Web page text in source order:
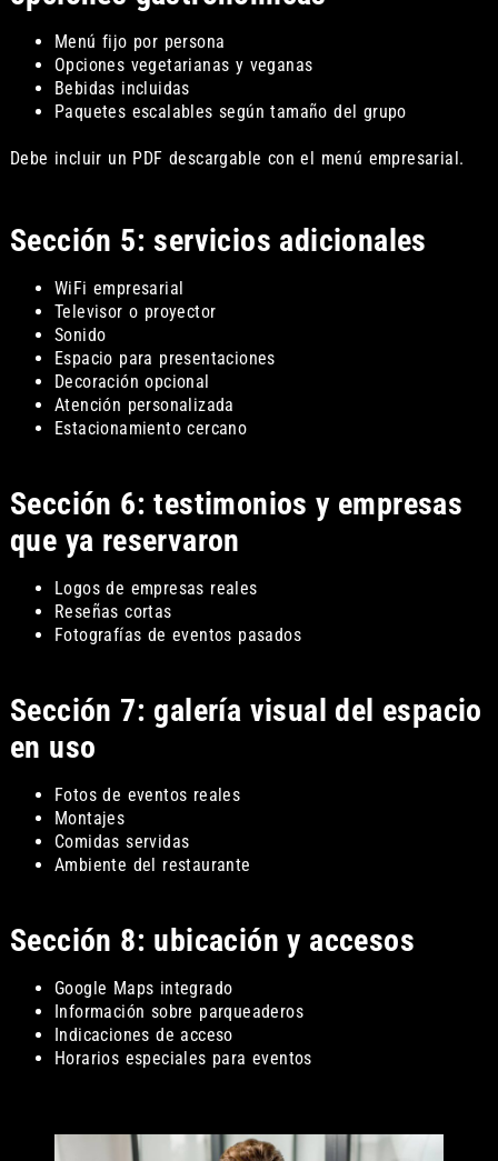
Menú fijo por persona
Opciones vegetarianas y veganas
Bebidas incluidas
Paquetes escalables según tamaño del grupo
Debe incluir un PDF descargable con el menú empresarial.
Sección 5: servicios adicionales
WiFi empresarial
Televisor o proyector
Sonido
Espacio para presentaciones
Decoración opcional
Atención personalizada
Estacionamiento cercano
Sección 6: testimonios y empresas
que ya reservaron
Logos de empresas reales
Reseñas cortas
Fotografías de eventos pasados
Sección 7: galería visual del espacio
en uso
Fotos de eventos reales
Montajes
Comidas servidas
Ambiente del restaurante
Sección 8: ubicación y accesos
Google Maps integrado
Información sobre parqueaderos
Indicaciones de acceso
Horarios especiales para eventos